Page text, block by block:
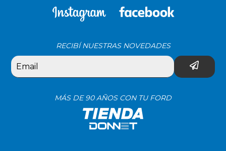
RECIBÍ NUESTRAS NOVEDADES
MÁS DE 90 AÑOS CON TU FORD